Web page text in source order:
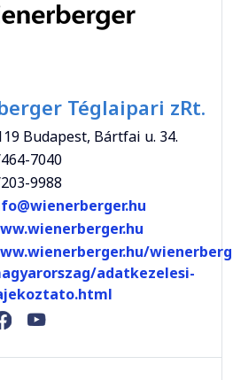
Téglaipari zRt.
Budapest, Bártfai u. 34.
7040
9988
adatkezelesi-